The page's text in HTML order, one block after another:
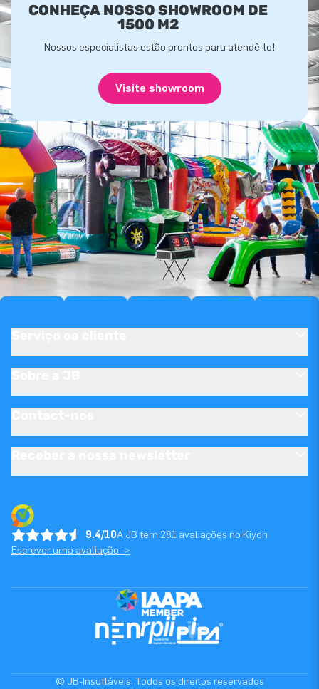
CONHEÇA NOSSO SHOWROOM DE
1500 M2
Nossos especialistas estão prontos para atendê-lo!
Visite showroom
9.4/10A JB tem 281 avaliações no Kiyoh
Escrever uma avaliação ->
© JB-Insufláveis. Todos os direitos reservados